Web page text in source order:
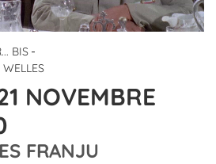
BIS -
NOVEMBRE
FRANJU